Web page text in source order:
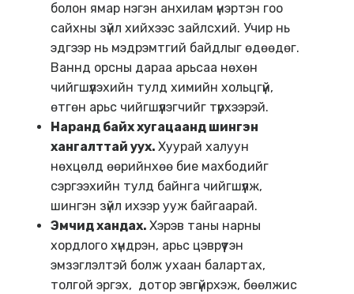
болон ямар нэгэн анхилам үнэртэн гоо
сайхны зүйл хийхээс зайлсхий. Учир нь
эдгээр нь мэдрэмтгий байдлыг өдөөдөг.
Ваннд орсны дараа арьсаа нөхөн
чийгшүүлэхийн тулд химийн хольцгүй,
өтгөн арьс чийгшүүлэгчийг түрхээрэй.
Наранд байх хугацаанд шингэн
хангалттай уух. Хуурай халуун
нөхцөлд өөрийнхөө бие махбодийг
сэргээхийн тулд байнга чийгшүүлж,
шингэн зүйл ихээр ууж байгаарай.
Эмчид хандах. Хэрэв таны нарны
хордлого хүндрэн, арьс цэврүүтэн
эмзэглэлтэй болж ухаан балартах,
толгой эргэх, дотор эвгүйрхэж, бөөлжис